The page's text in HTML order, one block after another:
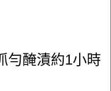
勻醃漬約1小時